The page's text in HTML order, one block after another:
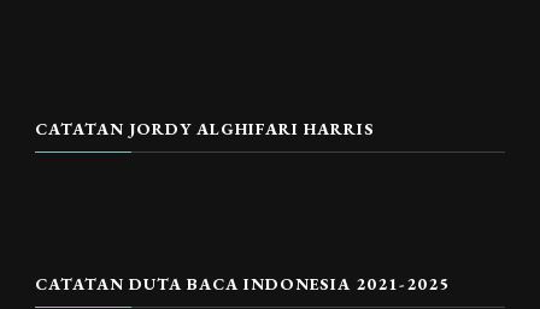
CATATAN JORDY ALGHIFARI HARRIS
CATATAN DUTA BACA INDONESIA 2021-2025